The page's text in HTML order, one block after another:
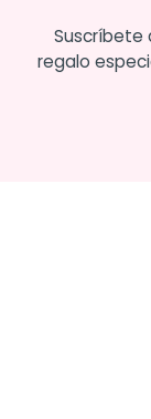
Suscríbete
regalo